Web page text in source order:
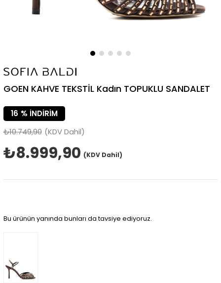
GOEN KAHVE TEKSTİL Kadın TOPUKLU SANDALET
%
16
İNDIRIM
₺10.749,90 (KDV Dahil)
₺8.999,90 (KDV Dahil)
Bu ürünün yanında bunları da tavsiye ediyoruz.